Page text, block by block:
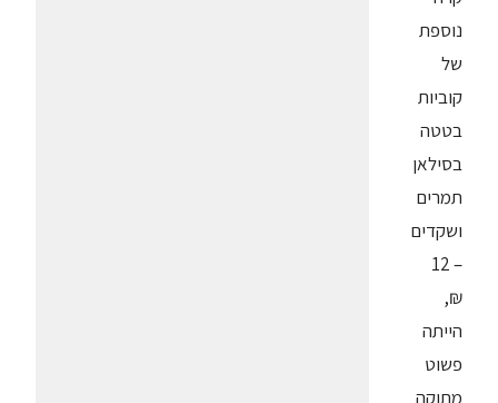
נוספת
של
קוביות
בטטה
בסילאן
תמרים
ושקדים
– 12
₪,
הייתה
פשוט
מתוקה